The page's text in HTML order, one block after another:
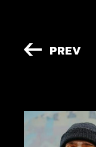
PREV